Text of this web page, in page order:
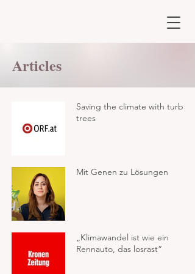
Articles
Saving the climate with turbo
trees
Mit Genen zu Lösungen
„Klimawandel ist wie ein
Rennauto, das losrast“